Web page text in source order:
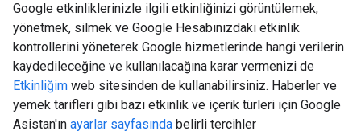
Google etkinliklerinizle ilgili etkinliğinizi görüntülemek,
yönetmek, silmek ve Google Hesabınızdaki etkinlik
kontrollerini yöneterek Google hizmetlerinde hangi verilerin
kaydedileceğine ve kullanılacağına karar vermenizi de
Etkinliğim web sitesinden de kullanabilirsiniz. Haberler ve
yemek tarifleri gibi bazı etkinlik ve içerik türleri için Google
Asistan'ın ayarlar sayfasında belirli tercihler